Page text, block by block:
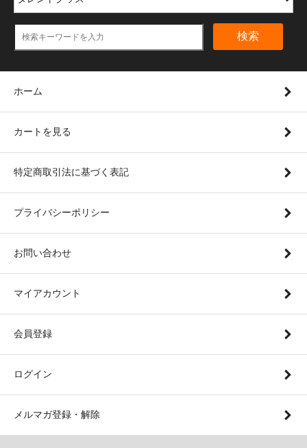
検索
ホーム
カートを見る
特定商取引法に基づく表記
プライバシーポリシー
お問い合わせ
マイアカウント
会員登録
ログイン
メルマガ登録・解除